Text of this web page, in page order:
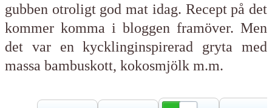
gubben otroligt god mat idag. Recept på det
kommer komma i bloggen framöver. Men
det var en kycklinginspirerad gryta med
massa bambuskott, kokosmjölk m.m.